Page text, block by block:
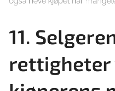
11.
rettigheter